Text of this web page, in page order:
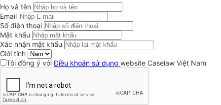
Họ và tên
Email
Số điện thoại
Mật khẩu
Xác nhận mật khẩu
Giới tính
Tôi đồng ý vớiĐiều khoản sử dụng website Caselaw Việt Nam